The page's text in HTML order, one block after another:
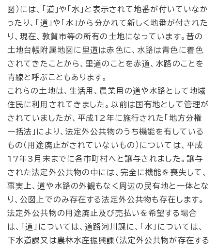
図）には、「道」や「水」と表示されて地番が付いていなか
ったり、「道」や「水」から分かれて新しく地番が付された
り、現在、敦賀市等の所有の土地になっています。昔の
土地台帳附属地図に里道は赤色に、水路は青色に着色
されてきたことから、里道のことを赤道、水路のことを
青線と呼ぶこともあります。
これらの土地は、生活用、農業用の道や水路として地域
住民に利用されてきました。以前は国有地として管理が
されていましたが、平成12年に施行された「地方分権
一括法」により、法定外公共物のうち機能を有している
もの（用途廃止がされていないもの）については、平成
17年3月末までに各市町村へと譲与されました。譲与
された法定外公共物の中には、完全に機能を喪失して、
事実上、道や水路の外観もなく周辺の民有地と一体とな
り、公図上でのみ存在する法定外公共物も存在します。
法定外公共物の用途廃止及び売払いを希望する場合
は、「道」については、道路河川課に、「水」については、
下水道課又は農林水産振興課（法定外公共物が存在する